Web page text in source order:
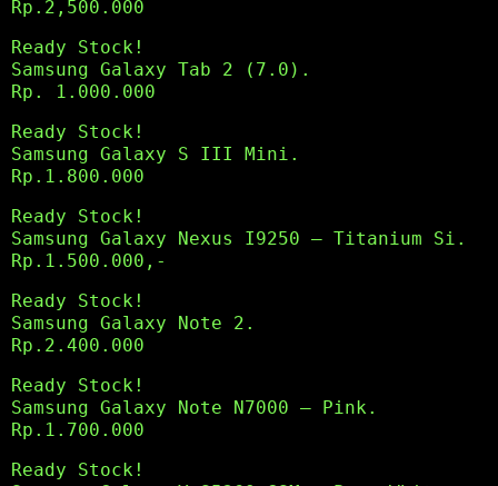
Rp.2,500.000
Ready Stock!
Samsung Galaxy Tab 2 (7.0).
Rp. 1.000.000
Ready Stock!
Samsung Galaxy S III Mini.
Rp.1.800.000
Ready Stock!
Samsung Galaxy Nexus I9250 – Titanium Si.
Rp.1.500.000,-
Ready Stock!
Samsung Galaxy Note 2.
Rp.2.400.000
Ready Stock!
Samsung Galaxy Note N7000 – Pink.
Rp.1.700.000
Ready Stock!